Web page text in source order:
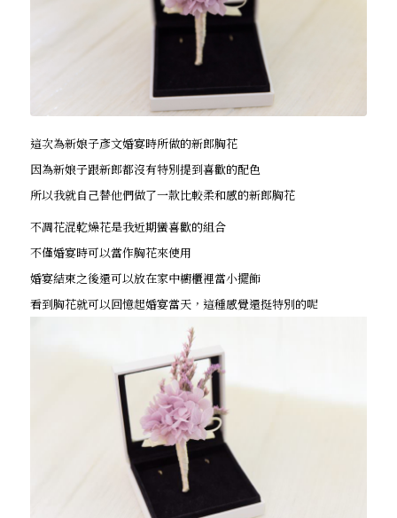
這次為新娘子彥文婚宴時所做的新郎胸花
因為新娘子跟新郎都沒有特別提到喜歡的配色
所以我就自己替他們做了一款比較柔和感的新郎胸花
不凋花混乾燥花是我近期蠻喜歡的組合
不僅婚宴時可以當作胸花來使用
婚宴結束之後還可以放在家中櫥櫃裡當小擺飾
看到胸花就可以回憶起婚宴當天，這種感覺還挺特別的呢